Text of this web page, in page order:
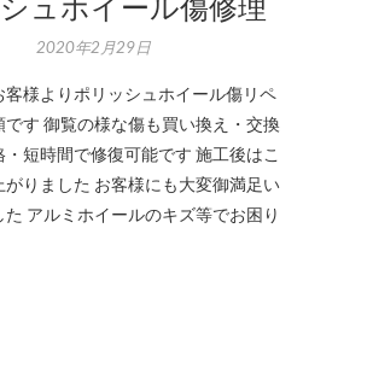
2020年2月29日
です 御覧の様な傷も買い換え・交換
・短時間で修復可能です 施工後はこ
がりました お客様にも大変御満足い
た アルミホイールのキズ等でお困り